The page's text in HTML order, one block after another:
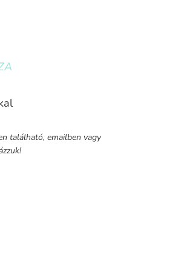
található, emailben vagy